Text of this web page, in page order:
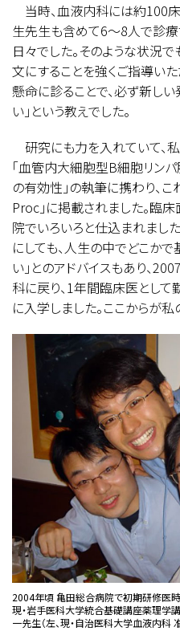
当時、血液内科には約100
生先生も含めて6〜8人で診
日々でした。そのような状況
文にすることを強くご指導い
懸命に診ることで、必ず新し
い」という教えでした。
研究にも力を入れていて、
「血管内大細胞型B細胞リン
の有効性」の執筆に携わり、
Proc」に掲載されました。臨
院でいろいろと仕込まれまし
にしても、人生の中でどこか
い」とのアドバイスもあり、
科に戻り、1年間臨床医とし
に入学しました。ここからが
2004年頃 亀田総合病院で初期研修医時
現・岩手医科大学統合基礎講座薬理学
一先生（左、現・自治医科大学血液内科 准